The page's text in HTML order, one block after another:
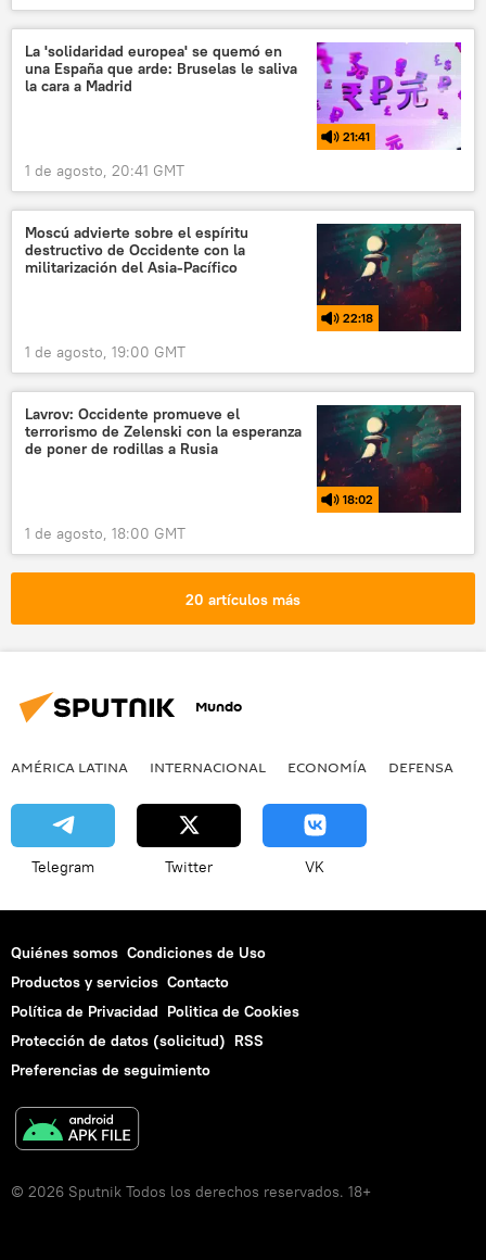
La 'solidaridad europea' se quemó en
una España que arde: Bruselas le saliva
la cara a Madrid
21:41
1 de agosto, 20:41 GMT
Moscú advierte sobre el espíritu
destructivo de Occidente con la
militarización del Asia-Pacífico
22:18
1 de agosto, 19:00 GMT
Lavrov: Occidente promueve el
terrorismo de Zelenski con la esperanza
de poner de rodillas a Rusia
18:02
1 de agosto, 18:00 GMT
20 artículos más
Mundo
AMÉRICA LATINA INTERNACIONAL ECONOMÍA DEFENSA
Telegram Twitter VK
Quiénes somos Condiciones de Uso
Productos y servicios Contacto
Política de Privacidad Politica de Cookies
Protección de datos (solicitud) RSS
Preferencias de seguimiento
© 2026 Sputnik Todos los derechos reservados. 18+